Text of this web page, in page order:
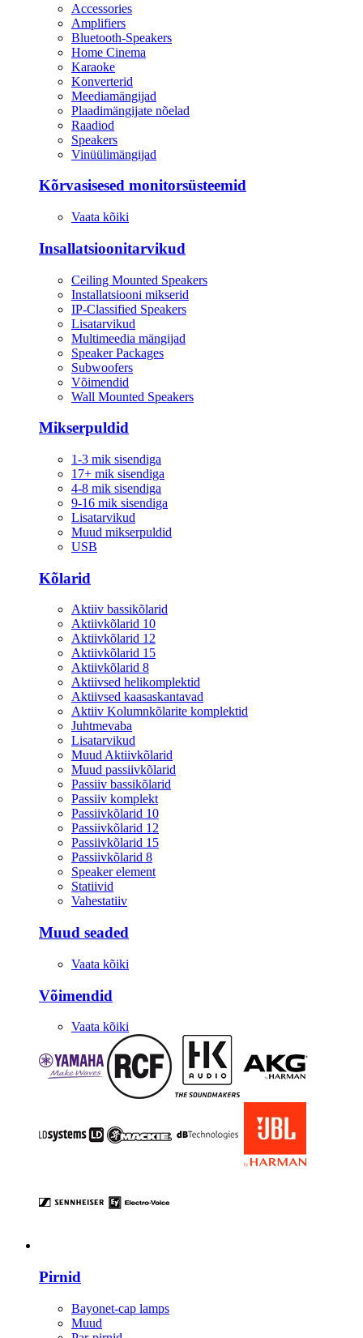
Accessories
Amplifiers
Bluetooth-Speakers
Home Cinema
Karaoke
Konverterid
Meediamängijad
Plaadimängijate nõelad
Raadiod
Speakers
Vinüülimängijad
Kõrvasisesed monitorsüsteemid
Vaata kõiki
Insallatsioonitarvikud
Ceiling Mounted Speakers
Installatsiooni mikserid
IP-Classified Speakers
Lisatarvikud
Multimeedia mängijad
Speaker Packages
Subwoofers
Võimendid
Wall Mounted Speakers
Mikserpuldid
1-3 mik sisendiga
17+ mik sisendiga
4-8 mik sisendiga
9-16 mik sisendiga
Lisatarvikud
Muud mikserpuldid
USB
Kõlarid
Aktiiv bassikõlarid
Aktiivkõlarid 10
Aktiivkõlarid 12
Aktiivkõlarid 15
Aktiivkõlarid 8
Aktiivsed helikomplektid
Aktiivsed kaasaskantavad
Aktiiv Kolumnkõlarite komplektid
Juhtmevaba
Lisatarvikud
Muud Aktiivkõlarid
Muud passiivkõlarid
Passiiv bassikõlarid
Passiiv komplekt
Passiivkõlarid 10
Passiivkõlarid 12
Passiivkõlarid 15
Passiivkõlarid 8
Speaker element
Statiivid
Vahestatiiv
Muud seaded
Vaata kõiki
Võimendid
Vaata kõiki
Pirnid
Bayonet-cap lamps
Muud